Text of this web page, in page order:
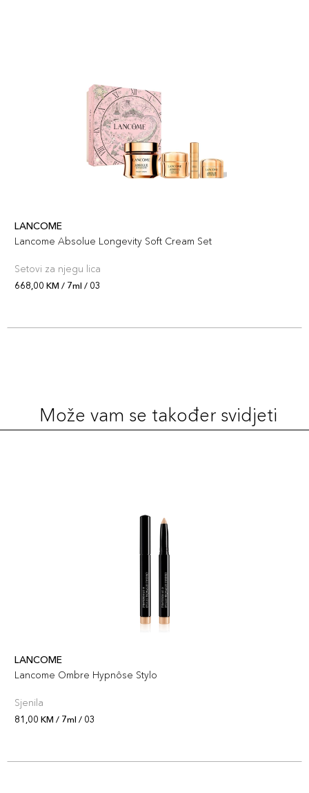
LANCOME
Lancome Absolue Longevity Soft Cream Set
Setovi za njegu lica
668,00 KM / 7ml / 03
Može vam se također svidjeti
LANCOME
Lancome Ombre Hypnôse Stylo
Sjenila
81,00 KM / 7ml / 03